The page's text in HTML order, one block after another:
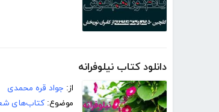
دانلود کتاب نیلوفرانه
از: جواد قره محمدی
موضوع: کتاب‌های